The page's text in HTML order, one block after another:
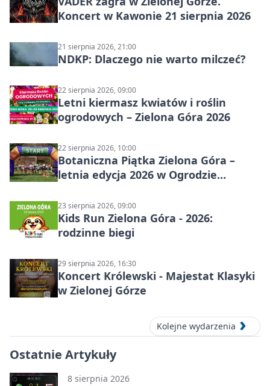
Koncert w Kawonie 21 sierpnia 2026
21 sierpnia 2026, 21:00
NDKP: Dlaczego nie warto milczeć?
22 sierpnia 2026, 09:00
Letni kiermasz kwiatów i roślin
ogrodowych – Zielona Góra 2026
22 sierpnia 2026, 10:00
Botaniczna Piątka Zielona Góra –
letnia edycja 2026 w Ogrodzie
23 sierpnia 2026, 09:00
Kids Run Zielona Góra - 2026:
rodzinne biegi
29 sierpnia 2026, 16:30
Koncert Królewski - Majestat Klasyki
w Zielonej Górze
Kolejne wydarzenia
Ostatnie Artykuły
8 sierpnia 2026